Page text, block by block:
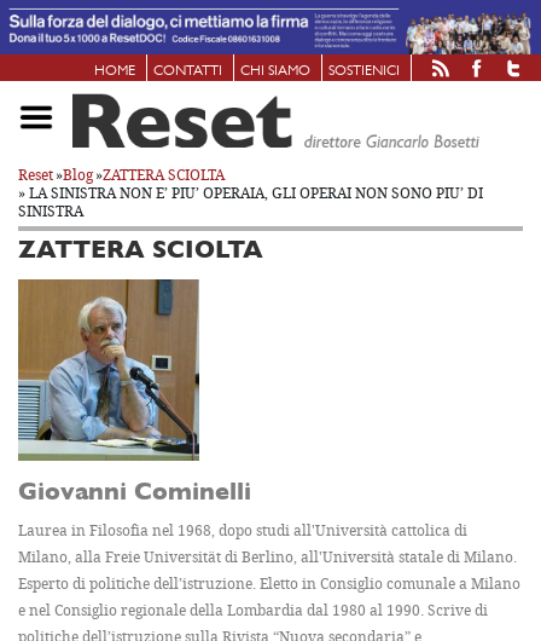
HOME CONTATTI CHI SIAMO SOSTIENICI
Reset»Blog»ZATTERA SCIOLTA
» LA SINISTRA NON E’ PIU’ OPERAIA, GLI OPERAI NON SONO PIU’ DI
SINISTRA
ZATTERA SCIOLTA
Giovanni Cominelli
Laurea in Filosofia nel 1968, dopo studi all'Università cattolica di
Milano, alla Freie Universität di Berlino, all'Università statale di Milano.
Esperto di politiche dell’istruzione. Eletto in Consiglio comunale a Milano
e nel Consiglio regionale della Lombardia dal 1980 al 1990. Scrive di
politiche dell’istruzione sulla Rivista “Nuova secondaria” e